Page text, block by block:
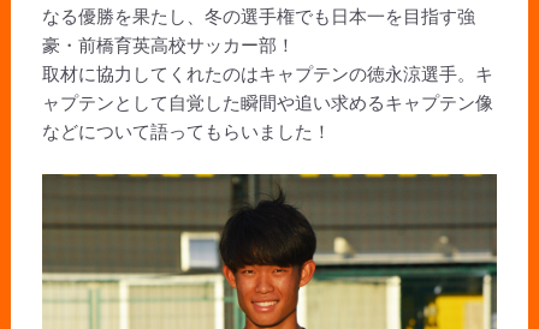
なる優勝を果たし、冬の選手権でも日本一を目指す強
豪・前橋育英高校サッカー部！
取材に協力してくれたのはキャプテンの徳永涼選手。キ
ャプテンとして自覚した瞬間や追い求めるキャプテン像
などについて語ってもらいました！